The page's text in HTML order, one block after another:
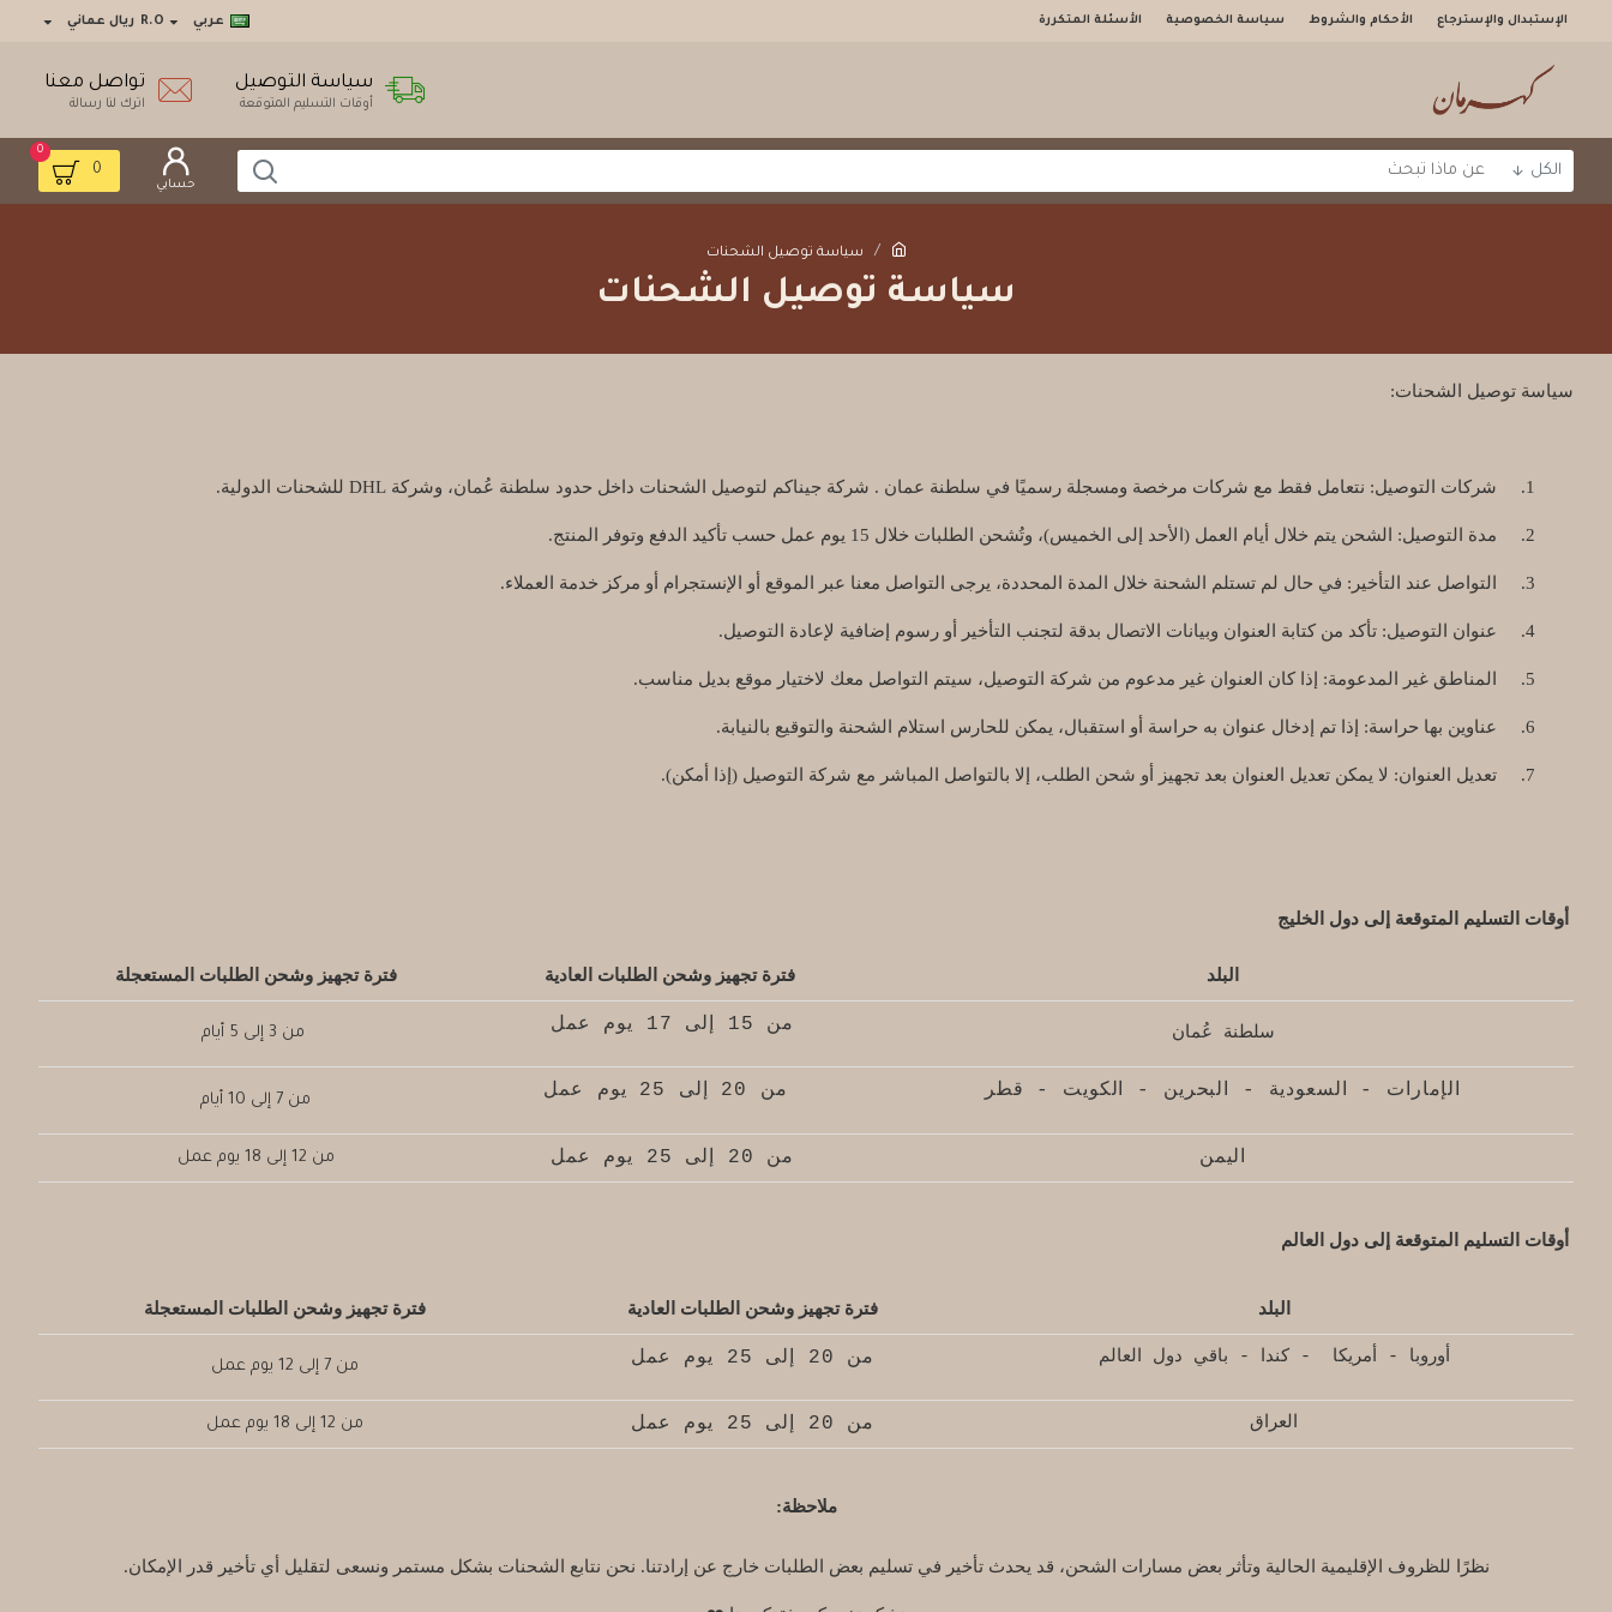
الإستبدال والإسترجاع الأحكام والشروط سياسة الخصوصية الأسئلة المتكررة عربي R.O ريال عماني
سياسة التوصيل
أوقات التسليم المتوقعة
تواصل معنا
اترك لنا رسالة
الكل
حسابي
0
0
سياسة توصيل الشحنات
سياسة توصيل الشحنات
سياسة توصيل الشحنات:
1. شركات التوصيل: نتعامل فقط مع شركات مرخصة ومسجلة رسميًا في سلطنة عمان . شركة جيناكم لتوصيل الشحنات داخل حدود سلطنة عُمان، وشركة DHL للشحنات الدولية.
2. مدة التوصيل: الشحن يتم خلال أيام العمل (الأحد إلى الخميس)، وتُشحن الطلبات خلال 15 يوم عمل حسب تأكيد الدفع وتوفر المنتج.
3. التواصل عند التأخير: في حال لم تستلم الشحنة خلال المدة المحددة، يرجى التواصل معنا عبر الموقع أو الإنستجرام أو مركز خدمة العملاء.
4. عنوان التوصيل: تأكد من كتابة العنوان وبيانات الاتصال بدقة لتجنب التأخير أو رسوم إضافية لإعادة التوصيل.
5. المناطق غير المدعومة: إذا كان العنوان غير مدعوم من شركة التوصيل، سيتم التواصل معك لاختيار موقع بديل مناسب.
6. عناوين بها حراسة: إذا تم إدخال عنوان به حراسة أو استقبال، يمكن للحارس استلام الشحنة والتوقيع بالنيابة.
7. تعديل العنوان: لا يمكن تعديل العنوان بعد تجهيز أو شحن الطلب، إلا بالتواصل المباشر مع شركة التوصيل (إذا أمكن).
أوقات التسليم المتوقعة إلى دول الخليج
البلد فترة تجهيز وشحن الطلبات العادية فترة تجهيز وشحن الطلبات المستعجلة
سلطنة عُمان من 15 إلى 17 يوم عمل من 3 إلى 5 أيام
الإمارات - السعودية - البحرين - الكويت - قطر من 20 إلى 25 يوم عمل من 7 إلى 10 أيام
اليمن من 20 إلى 25 يوم عمل من 12 إلى 18 يوم عمل
أوقات التسليم المتوقعة إلى دول العالم
البلد فترة تجهيز وشحن الطلبات العادية فترة تجهيز وشحن الطلبات المستعجلة
أوروبا - أمريكا - كندا - باقي دول العالم من 20 إلى 25 يوم عمل من 7 إلى 12 يوم عمل
العراق من 20 إلى 25 يوم عمل من 12 إلى 18 يوم عمل
ملاحظة:
نظرًا للظروف الإقليمية الحالية وتأثر بعض مسارات الشحن، قد يحدث تأخير في تسليم بعض الطلبات خارج عن إرادتنا. نحن نتابع الشحنات بشكل مستمر ونسعى لتقليل أي تأخير قدر الإمكان.